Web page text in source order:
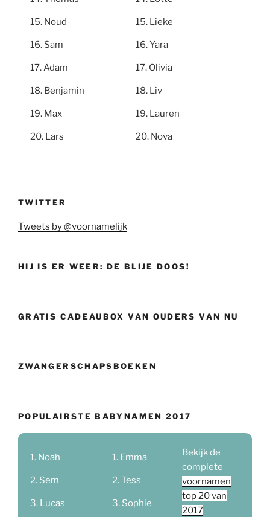
Noud
Sam
Adam
Benjamin
Max
Lars
Lieke
Yara
Olivia
Liv
Lauren
Nova
TWITTER
Tweets by @voornamelijk
HIJ IS ER WEER: DE BLIJE DOOS!
GRATIS CADEAUBOX VAN OUDERS VAN NU
ZWANGERSCHAPSBOEKEN
POPULAIRSTE BABYNAMEN 2017
Noah
Sem
Lucas
Emma
Tess
Sophie
Bekijk de
complete
voornamen
top 20 van
2017